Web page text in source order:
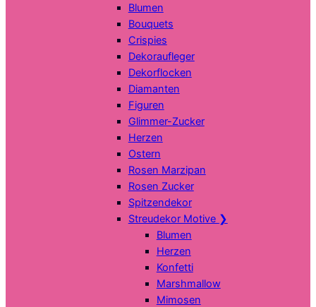
Blumen
Bouquets
Crispies
Dekoraufleger
Dekorflocken
Diamanten
Figuren
Glimmer-Zucker
Herzen
Ostern
Rosen Marzipan
Rosen Zucker
Spitzendekor
Streudekor Motive ❯
Blumen
Herzen
Konfetti
Marshmallow
Mimosen